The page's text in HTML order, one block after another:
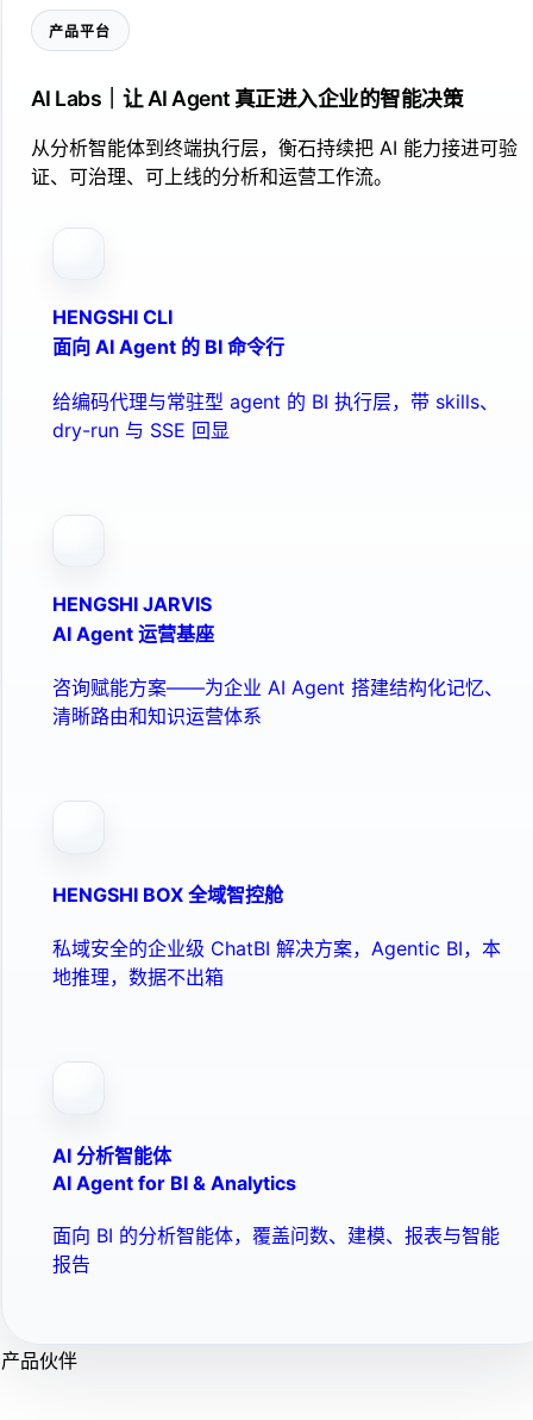
产品平台
AI Labs｜让 AI Agent 真正进入企业的智能决策
从分析智能体到终端执行层，衡石持续把 AI 能力接进可验
证、可治理、可上线的分析和运营工作流。
HENGSHI CLI
面向 AI Agent 的 BI 命令行
给编码代理与常驻型 agent 的 BI 执行层，带 skills、
dry-run 与 SSE 回显
HENGSHI JARVIS
AI Agent 运营基座
咨询赋能方案——为企业 AI Agent 搭建结构化记忆、
清晰路由和知识运营体系
HENGSHI BOX 全域智控舱
私域安全的企业级 ChatBI 解决方案，Agentic BI，本
地推理，数据不出箱
AI 分析智能体
AI Agent for BI & Analytics
面向 BI 的分析智能体，覆盖问数、建模、报表与智能
报告
产品伙伴